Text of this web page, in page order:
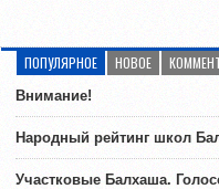
ПОПУЛЯРНОЕ НОВОЕ
Внимание!
Народный рейтинг школ
Участковые Балхаша.